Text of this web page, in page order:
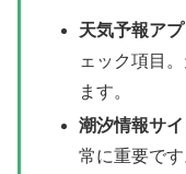
天気予報ア
ェック項目
ます。
潮汐情報サ
常に重要で